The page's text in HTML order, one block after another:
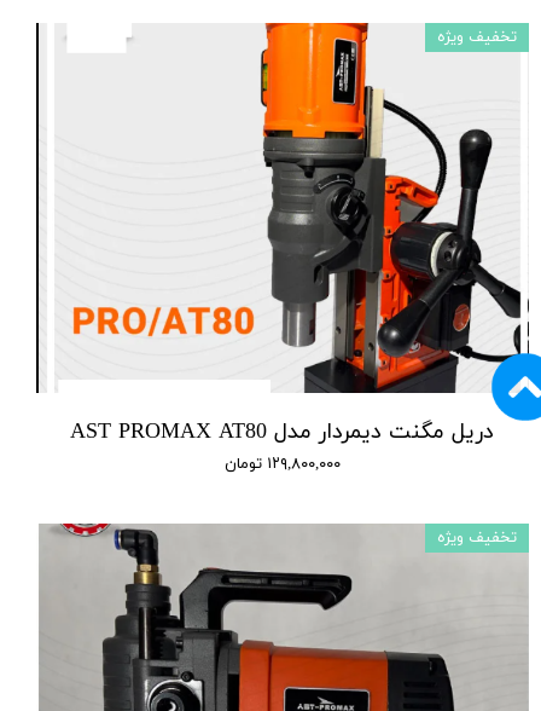
دریل مگنت دیمردار مدل AST PROMAX AT80
۱۲۹,۸۰۰,۰۰۰ تومان
تخفیف ویژه
تخفیف ویژه